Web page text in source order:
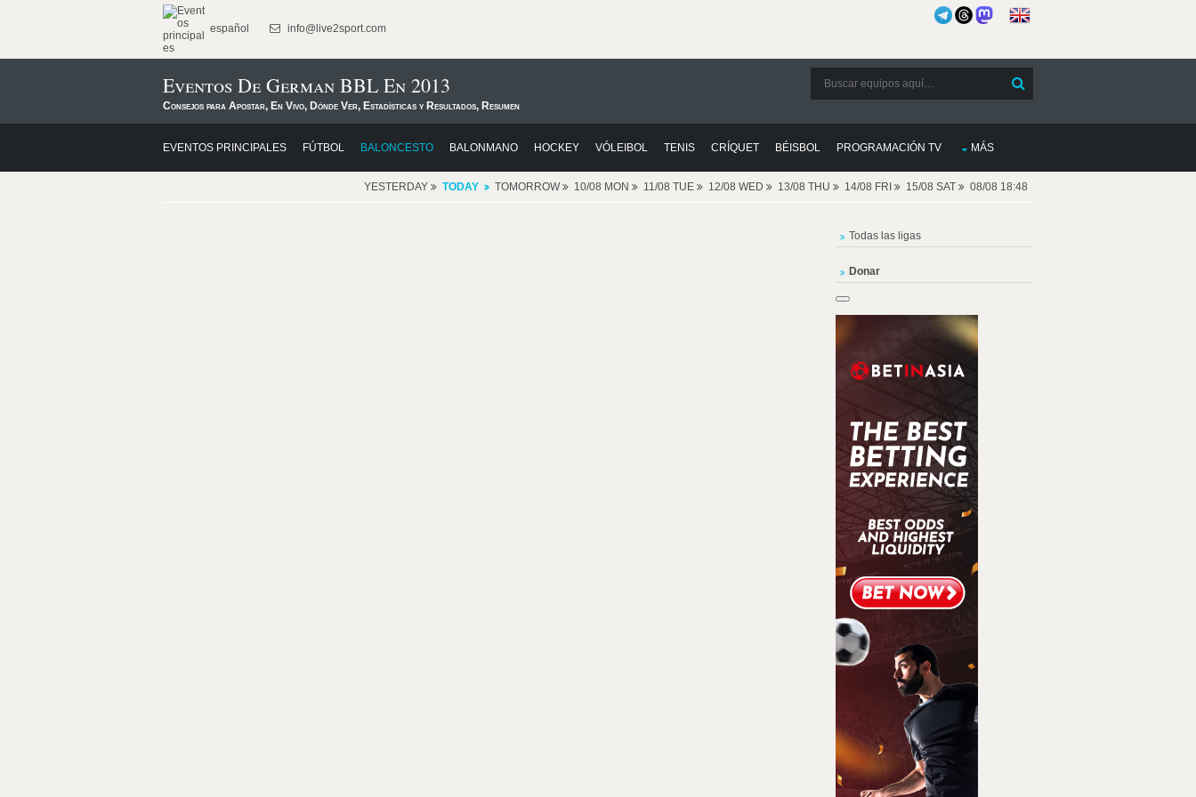
español info@live2sport.com
Eventos De German BBL En 2013
Consejos para Apostar, En Vivo, Dónde Ver, Estadísticas y Resultados, Resumen
EVENTOS PRINCIPALES FÚTBOL BALONCESTO BALONMANO HOCKEY VÓLEIBOL TENIS CRÍQUET BÉISBOL PROGRAMACIÓN TV MÁS
YESTERDAY TODAY TOMORROW 10/08 MON 11/08 TUE 12/08 WED 13/08 THU 14/08 FRI 15/08 SAT 08/08 18:48
Todas las ligas
Donar